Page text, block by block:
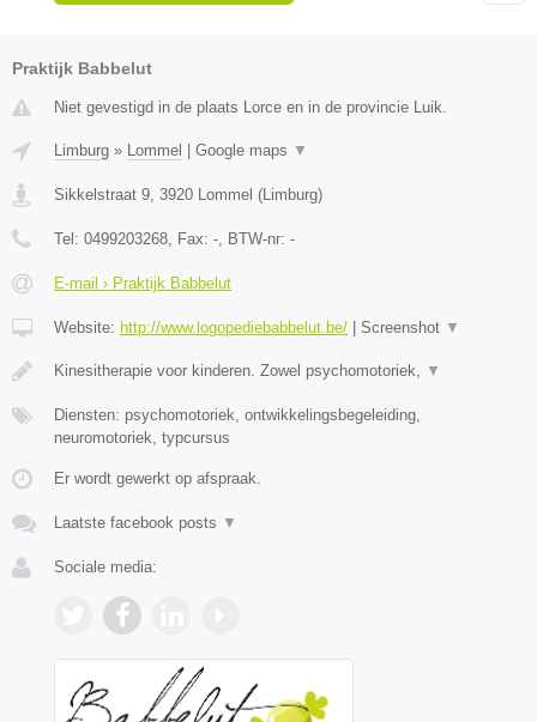
Praktijk Babbelut
Niet gevestigd in de plaats Lorce en in de provincie Luik.
Limburg » Lommel Google maps ▼
Sikkelstraat 9 3920 Lommel ( Limburg)
Tel: 0499203268 , Fax: - , BTW-nr: -
E-mail › Praktijk Babbelut
Website: http://www.logopediebabbelut.be/ Screenshot ▼
Kinesitherapie voor kinderen. Zowel psychomotoriek, ▼
Diensten: psychomotoriek, ontwikkelingsbegeleiding,
neuromotoriek, typcursus
Er wordt gewerkt op afspraak.
Laatste facebook posts ▼
Sociale media: